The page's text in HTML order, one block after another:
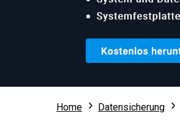
Home Datensicherung